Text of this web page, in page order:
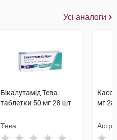
Усі аналоги
Бікалутамід Тева
таблетки 50 мг 28 шт
Тева
мг